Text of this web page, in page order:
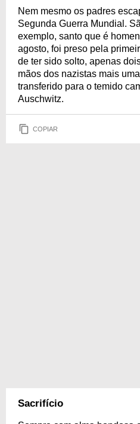
Nem mesmo os padres
Segunda Guerra Mundial.
exemplo, santo que é
agosto, foi preso pela
de ter sido solto, apenas
mãos dos nazistas mais
transferido para o temido
Auschwitz.
COPIAR
Sacrifício